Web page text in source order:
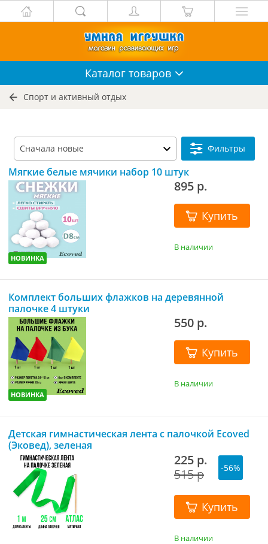
Каталог товаров
Спорт и активный отдых
Фильтры
НОВИНКА
Мягкие белые мячики набор 10 штук
895 р.
Купить
В наличии
НОВИНКА
Комплект больших флажков на деревянной
палочке 4 штуки
550 р.
Купить
В наличии
Детская гимнастическая лента с палочкой Ecoved
(Эковед), зеленая
225 р.
515 р
-56%
Купить
В наличии